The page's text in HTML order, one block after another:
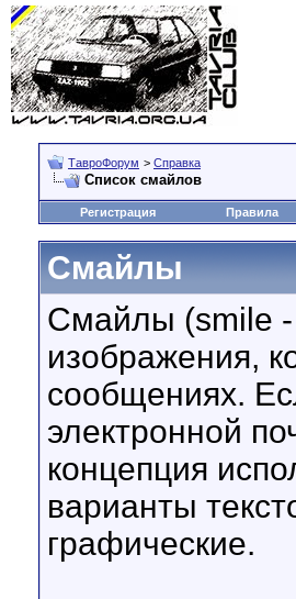
ТавроФорум > Справка
Список смайлов
Регистрация Правила
Смайлы
Смайлы (smile -
изображения,
сообщениях.
электронной
концепция
варианты
графические.